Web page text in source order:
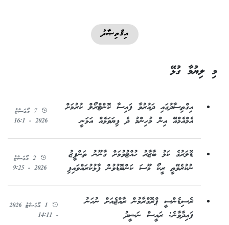
އިޤްތިޞާދު
މި ލިޔުމާ ގުޅޭ
އިގްތިސާދުގައި ދައުރުވާ ފައިސާ ކޮންޓްރޯލް ކުރުމަށް
އެމްއެމްއޭ އިން މުހިންމު ދެ ފިޔަވަޅެއް އަޅަނީ
7 އޯގަސްޓު
2026 - 16:1
ޑޮލަރުގެ ކަޅު ބާޒާރު ހުއްޓުވުމަށް ގާނޫނު ތަންފީޒު
ނުކުރެވޭތީ ރީކޯ މޫސަ ކަންބޮޑުވުން ފާޅުކުރައްވައިފި
2 އޯގަސްޓު
2026 - 9:25
ރެސިޑެންސީ ޕްރޮގްރާމުން ރާއްޖެއަށް ނުހަނު
ފައިދާވާނެ: ރައީސް ނަޝީދު
1 އޯގަސްޓު 2026
- 14:11